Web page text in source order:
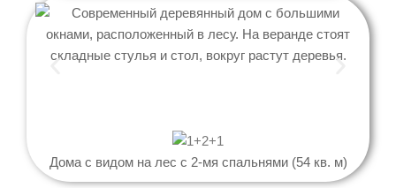
Дома с видом на лес c 2-мя спальнями (54 кв. м)